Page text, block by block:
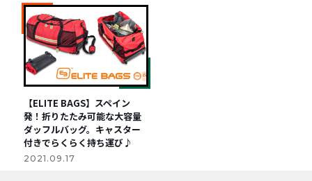
【ELITE BAGS】スペイン
発！折りたたみ可能な大容量
ダッフルバッグ。キャスター
付きでらくらく持ち運び♪
2021.09.17